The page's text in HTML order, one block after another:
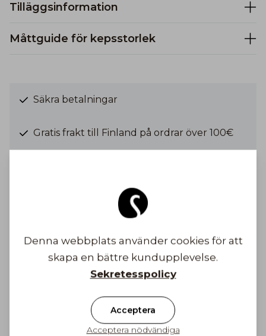
Tilläggsinformation
Måttguide för kepsstorlek
Säkra betalningar
Gratis frakt till Finland på ordrar över 100€
Bli inspirerad
Denna webbplats använder cookies för att
skapa en bättre kundupplevelse.
Sekretesspolicy
Acceptera
Acceptera nödvändiga